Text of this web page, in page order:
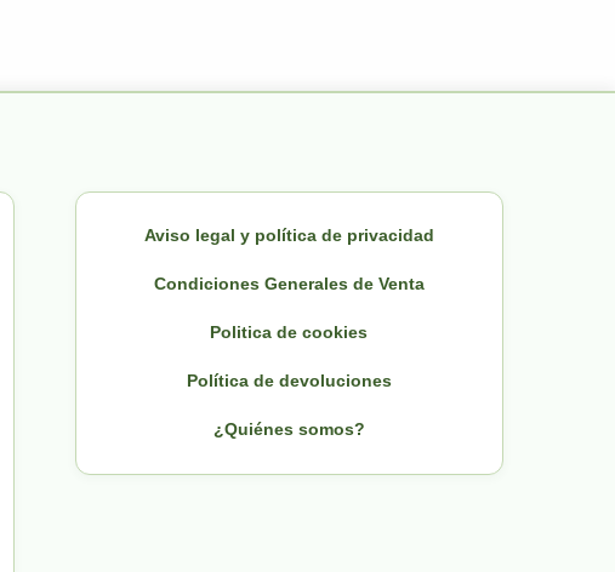
Aviso legal y política de privacidad
Condiciones Generales de Venta
Politica de cookies
Política de devoluciones
¿Quiénes somos?